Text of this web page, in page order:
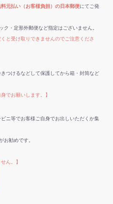
料元払い（お客様負担）の日本郵便にてご発
・定形外郵便など指定はございません。
と受け取りできませんのでご注意くださ
つけるなどして保護してから箱・封筒など
でお願いします。】
ニ等でお客様ご自身でお出しいただくか集
お勧めです。
ん。】